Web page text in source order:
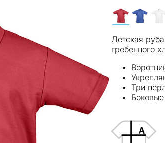
Детская
гребенного
Три